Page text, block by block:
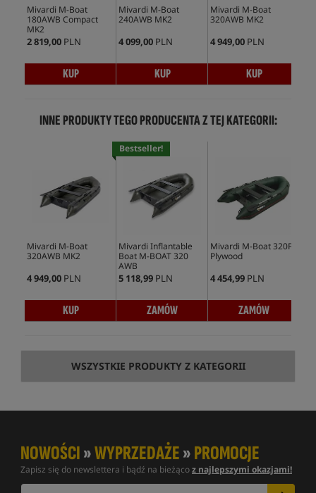
Mivardi M-Boat
180AWB Compact
MK2
2 819,00 PLN
KUP
Mivardi M-Boat
240AWB MK2
4 099,00 PLN
KUP
Mivardi M-Boat
320AWB MK2
4 949,00 PLN
KUP
INNE PRODUKTY TEGO PRODUCENTA Z TEJ KATEGORII:
Mivardi M-Boat
320AWB MK2
4 949,00 PLN
KUP
Bestseller!
Mivardi Inflantable
Boat M-BOAT 320
AWB
5 118,99 PLN
ZAMÓW
Mivardi M-Boat 320P
Plywood
4 454,99 PLN
ZAMÓW
WSZYSTKIE PRODUKTY Z KATEGORII
NOWOŚCI»WYPRZEDAŻE»PROMOCJE
Zapisz się do newslettera i bądź na bieżącoz najlepszymi okazjami!